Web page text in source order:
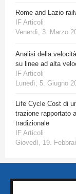
Rome and Lazio
IF Articoli
Venerdì, 3. Marzo
Analisi della
su linee ad alta
IF Articoli
Lunedì, 5. Giugno
Life Cycle Cost di
trazione rapportato
tradizionale
IF Articoli
Giovedì, 19.